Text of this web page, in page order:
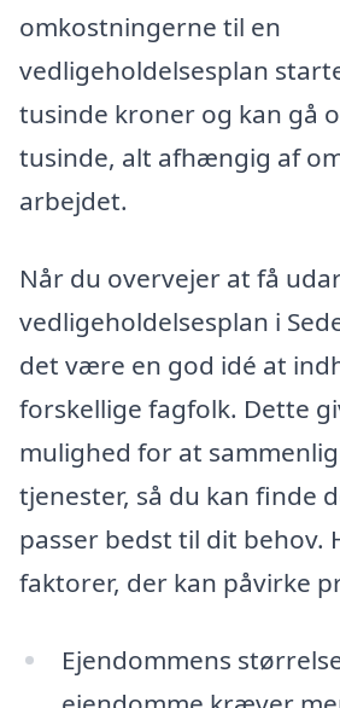
omkostningerne til en
vedligeholdelsesplan
tusinde kroner og kan gå
tusinde, alt afhængig af
arbejdet.
Når du overvejer at få
vedligeholdelsesplan i
det være en god idé at
forskellige fagfolk. Dette
mulighed for at
tjenester, så du kan finde
passer bedst til dit behov.
faktorer, der kan påvirke
Ejendommens